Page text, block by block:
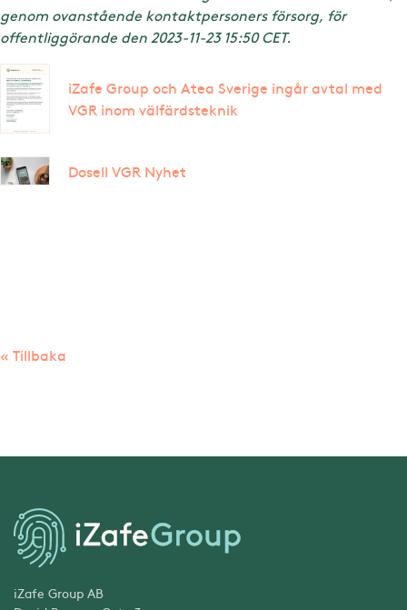
genom ovanstående kontaktpersoners försorg, för
offentliggörande den 2023-11-23 15:50 CET.
iZafe Group och Atea Sverige ingår avtal med
VGR inom välfärdsteknik
Dosell VGR Nyhet
« Tillbaka
iZafe Group AB